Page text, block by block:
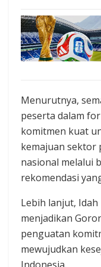
Menurutnya,
peserta dalam
komitmen kuat
kemajuan sektor
nasional melalui
rekomendasi
Lebih lanjut,
menjadikan
penguatan
mewujudkan